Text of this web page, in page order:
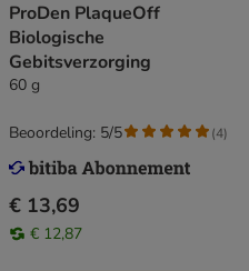
ProDen PlaqueOff
Biologische
Gebitsverzorging
60 g
€ 13,69
€ 12,87
Beoordeling: 5/5 (4)